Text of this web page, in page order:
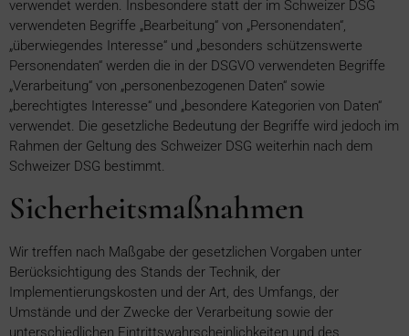
verwendet werden. Insbesondere statt der im Schweizer DSG
verwendeten Begriffe „Bearbeitung“ von „Personendaten“,
„überwiegendes Interesse“ und „besonders schützenswerte
Personendaten“ werden die in der DSGVO verwendeten Begriffe
„Verarbeitung“ von „personenbezogenen Daten“ sowie
„berechtigtes Interesse“ und „besondere Kategorien von Daten“
verwendet. Die gesetzliche Bedeutung der Begriffe wird jedoch im
Rahmen der Geltung des Schweizer DSG weiterhin nach dem
Schweizer DSG bestimmt.
Sicherheitsmaßnahmen
Wir treffen nach Maßgabe der gesetzlichen Vorgaben unter
Berücksichtigung des Stands der Technik, der
Implementierungskosten und der Art, des Umfangs, der
Umstände und der Zwecke der Verarbeitung sowie der
unterschiedlichen Eintrittswahrscheinlichkeiten und des